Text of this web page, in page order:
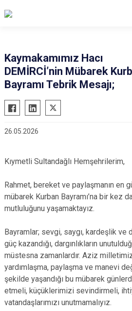
Başmakçı
Bayat
Bolvadin
Dinar
Emirdağ
Evciler
Kaymakamımız Hacı
DEMİRCİ’nin Mübarek
Bayramı Tebrik Mesajı;
26.05.2026
Kıymetli Sultandağlı Hemşehrilerim,
Rahmet, bereket ve paylaşmanın
mübarek Kurban Bayramı’na bir kez
mutluluğunu yaşamaktayız.
Bayramlar; sevgi, saygı, kardeşlik ve
güç kazandığı, dargınlıkların
müstesna zamanlardır. Aziz
yardımlaşma, paylaşma ve manevi
şekilde yaşandığı bu mübarek
etmeli, küçüklerimizi sevindirmeli,
vatandaşlarımızı unutmamalıyız.